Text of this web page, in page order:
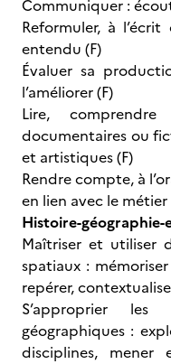
Communiquer :
Reformuler, à
entendu (F)
Évaluer sa
l’améliorer (F)
Lire,
documentaires ou
et artistiques (F)
Rendre compte, à
en lien avec le métier
Histoire-
Maîtriser et utiliser
spatiaux :
repérer,
S’approprier les
géographiques :
disciplines, mener